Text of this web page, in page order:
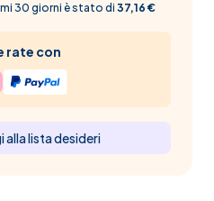
30 giorni è stato di 37,16 €
rate con
alla lista desideri